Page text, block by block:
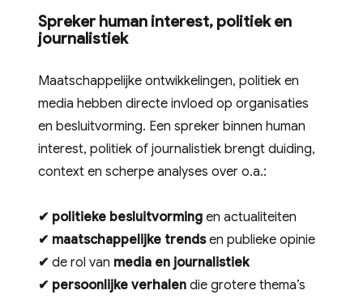
Spreker human interest, politiek en
journalistiek
Maatschappelijke ontwikkelingen, politiek en
media hebben directe invloed op organisaties
en besluitvorming. Een spreker binnen human
interest, politiek of journalistiek brengt duiding,
context en scherpe analyses over o.a.:
✔ politieke besluitvorming en actualiteiten
✔ maatschappelijke trendsen publieke opinie
✔ de rol van media en journalistiek
✔ persoonlijke verhalen die grotere thema’s